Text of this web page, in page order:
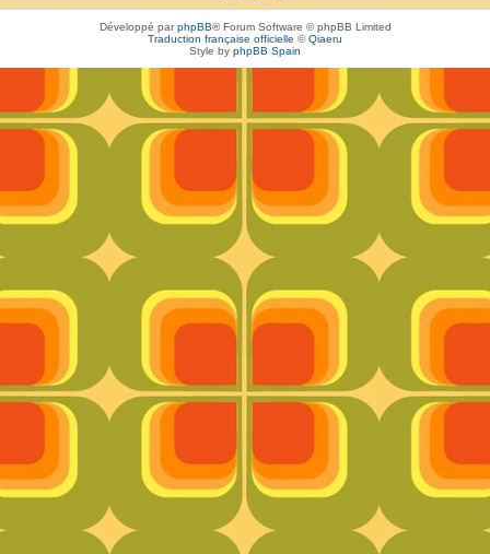
Développé parphpBB® Forum Software © phpBB Limited
Traduction française officielle ©Qiaeru
Style by phpBB Spain